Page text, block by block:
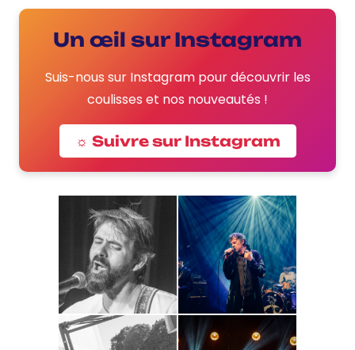
Un œil sur Instagram
Suis-nous sur Instagram pour découvrir les
coulisses et nos nouveautés !
☼ Suivre sur Instagram